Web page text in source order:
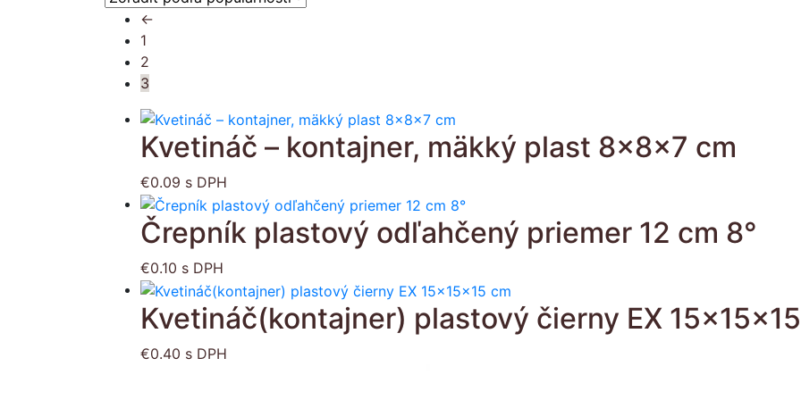
←
1
2
3
Kvetináč – kontajner, mäkký plast 8x8x7 cm
€0.09 s DPH
Črepník plastový odľahčený priemer 12 cm 8°
€0.10 s DPH
Kvetináč(kontajner) plastový čierny EX
€0.40 s DPH